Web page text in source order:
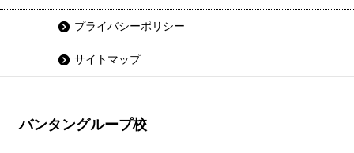
プライバシーポリシー
サイトマップ
バンタングループ校